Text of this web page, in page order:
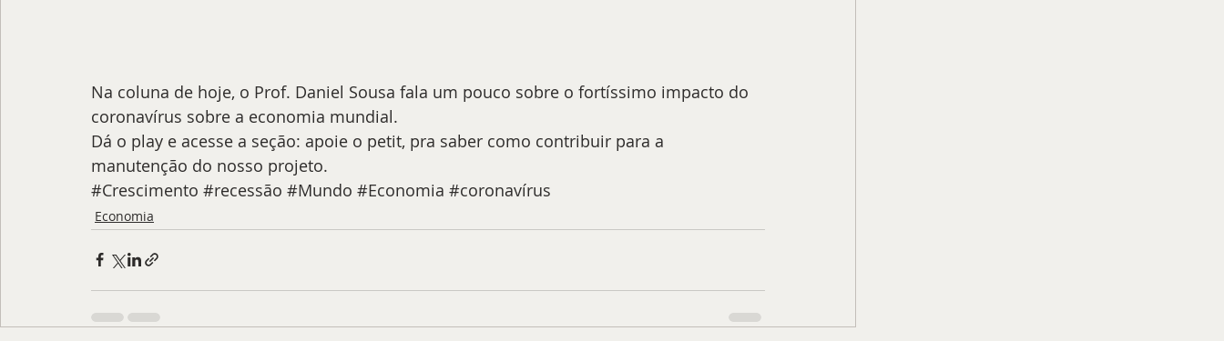
Na coluna de hoje, o Prof. Daniel Sousa fala um pouco sobre o fortíssimo impacto do
coronavírus sobre a economia mundial.
Dá o play e acesse a seção: apoie o petit, pra saber como contribuir para a
manutenção do nosso projeto.
#Crescimento #recessão #Mundo #Economia #coronavírus
Economia